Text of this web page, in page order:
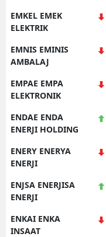
EMKEL EMEK
ELEKTRIK
EMNIS EMINIS
AMBALAJ
EMPAE EMPA
ELEKTRONIK
ENDAE ENDA
ENERJI HOLDING
ENERY ENERYA
ENERJI
ENJSA ENERJISA
ENERJI
ENKAI ENKA
INSAAT